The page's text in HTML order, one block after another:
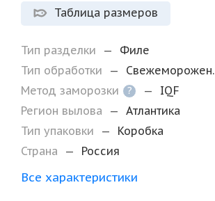
Таблица размеров
Тип разделки —
Филе
Тип обработки
—
Свежеморожен.
Метод заморозки
? —
IQF
Регион вылова
— Атлантика
Тип упаковки
—
Коробка
Страна
— Россия
Все характеристики